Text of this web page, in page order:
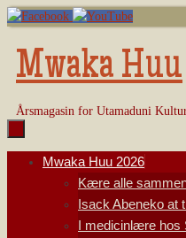
Skip
content
Mwaka Huu
Årsmagasin for Utamaduni
Mwaka Huu 2026
Kære alle
Isack Abeneko at
I medicinlære hos